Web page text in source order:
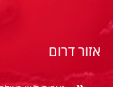
אזור דרום